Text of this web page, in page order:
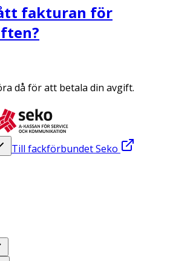
fakturan för
då för att betala din avgift.
Till fackförbundet Seko